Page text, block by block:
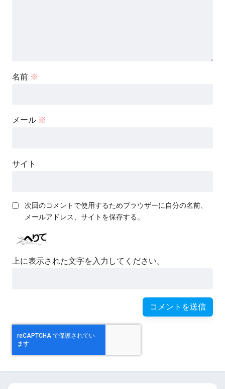
名前 ※
メール ※
サイト
次回のコメントで使用するためブラウザーに自分の名前、
メールアドレス、サイトを保存する。
上に表示された文字を入力してください。